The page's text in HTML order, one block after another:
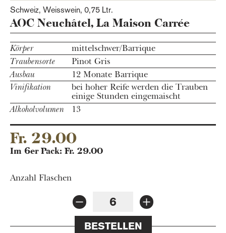
Schweiz, Weisswein, 0,75 Ltr.
AOC Neuchâtel, La Maison Carrée
Körper
mittelschwer/Barrique
Traubensorte
Pinot Gris
Ausbau
12 Monate Barrique
Vinifikation
bei hoher Reife werden die Trauben
einige Stunden eingemaischt
Alkoholvolumen
13
Fr. 29.00
Anzahl Flaschen
BESTELLEN
Im 6er Pack: Fr. 29.00